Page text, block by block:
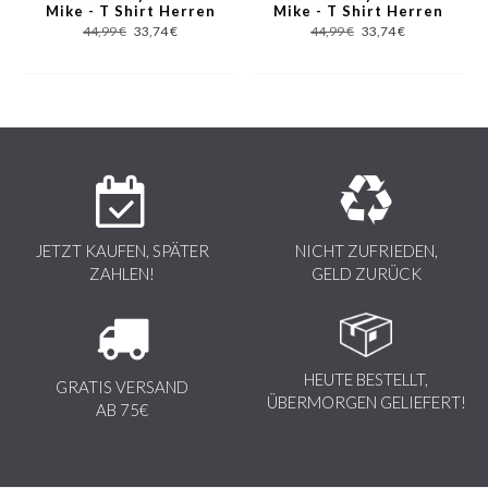
Italien gefertigt werden.
Mike - T Shirt Herren
- Weiß
44,99 € 33,74 €
Mike - T Shirt Herren
- Schwarz
44,99 € 33,74 €
JETZT KAUFEN, SPÄTER
ZAHLEN!
NICHT ZUFRIEDEN,
GELD ZURÜCK
GRATIS VERSAND
AB 75€
HEUTE BESTELLT,
ÜBERMORGEN GELIEFERT!